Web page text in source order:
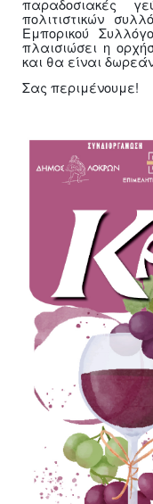
παραδοσιακές
πολιτιστικών
Εμπορικού
πλαισιώσει η
και θα είναι
Σας περιμένουμε!